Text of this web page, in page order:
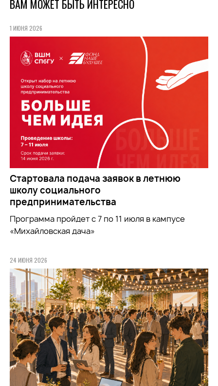
ВАМ МОЖЕТ БЫТЬ ИНТЕРЕСНО
1 ИЮНЯ 2026
Стартовала подача заявок в летнюю
школу социального
предпринимательства
Программа пройдет с 7 по 11 июля в кампусе
«Михайловская дача»
24 ИЮНЯ 2026